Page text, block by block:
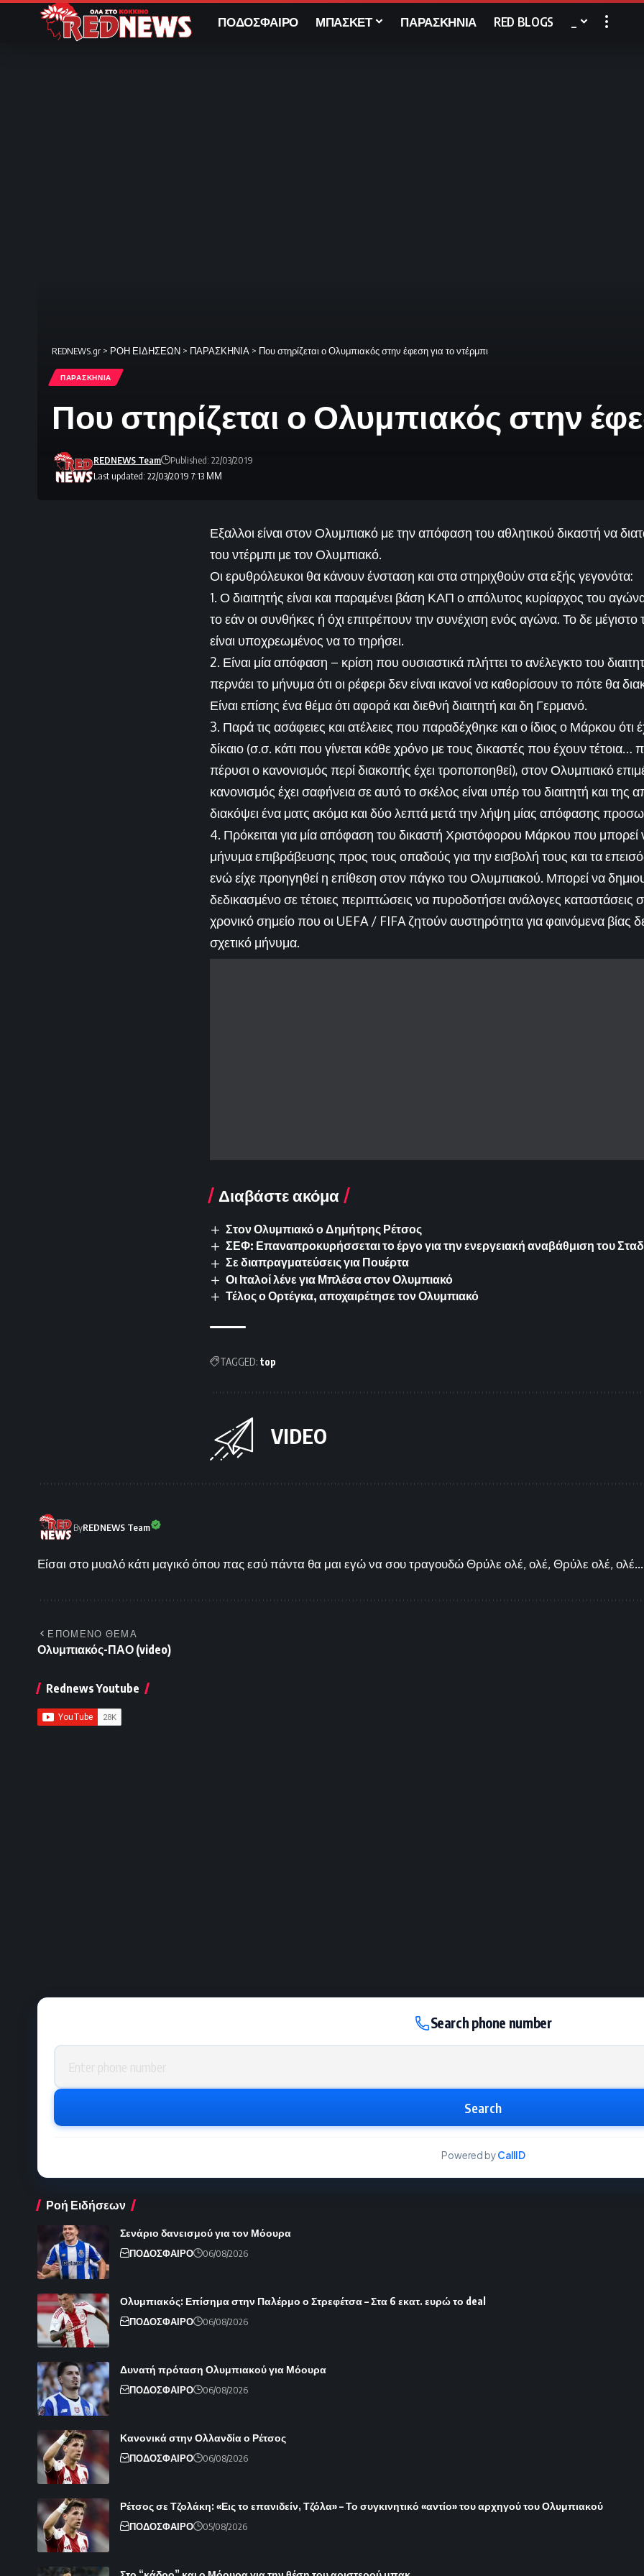
ΠΟΔΟΣΦΑΙΡΟ ΜΠΑΣΚΕΤ ΠΑΡΑΣΚΗΝΙΑ RED BLOGS
REDNEWS.gr > ΡΟΗ ΕΙΔΗΣΕΩΝ > ΠΑΡΑΣΚΗΝΙΑ > Που στηρίζεται ο Ολυμπιακός στην έφεση για το ντέρμπι
ΠΑΡΑΣΚΗΝΙΑ
Που στηρίζεται ο Ολυμπιακός στην
Last updated: 22/03/2019 7:13 ΜΜ
REDNEWS Team Published: 22/03/2019
Εξαλλοι είναι στον Ολυμπιακό με την απόφαση του αθλητικού δικαστή να
του ντέρμπι με τον Ολυμπιακό.
Οι ερυθρόλευκοι θα κάνουν ένσταση και στα στηριχθούν στα εξής γεγονότα:
1. Ο διαιτητής είναι και παραμένει βάση ΚΑΠ ο απόλυτος κυρίαρχος του αγώνα
το εάν οι συνθήκες ή όχι επιτρέπουν την συνέχιση ενός αγώνα. Το δε
είναι υποχρεωμένος να το τηρήσει.
2. Είναι μία απόφαση – κρίση που ουσιαστικά πλήττει το ανέλεγκτο του
περνάει το μήνυμα ότι οι ρέφερι δεν είναι ικανοί να καθορίσουν το πότε θα
Είναι επίσης ένα θέμα ότι αφορά και διεθνή διαιτητή και δη Γερμανό.
3. Παρά τις ασάφειες και ατέλειες που παραδέχθηκε και ο ίδιος ο Μάρκου ότι
δίκαιο (σ.σ. κάτι που γίνεται κάθε χρόνο με τους δικαστές που έχουν
πέρυσι ο κανονισμός περί διακοπής έχει τροποποηθεί), στον Ολυμπιακό
κανονισμός έχει σαφήνεια σε αυτό το σκέλος είναι υπέρ του διαιτητή και
διακόψει ένα ματς ακόμα και δύο λεπτά μετά την λήψη μίας απόφασης
4. Πρόκειται για μία απόφαση του δικαστή Χριστόφορου Μάρκου που μπορεί
μήνυμα επιβράβευσης προς τους οπαδούς για την εισβολή τους και τα
ενώ είχε προηγηθεί η επίθεση στον πάγκο του Ολυμπιακού. Μπορεί να
δεδικασμένο σε τέτοιες περιπτώσεις να πυροδοτήσει ανάλογες καταστάσεις
χρονικό σημείο που οι UEFA / FIFA ζητούν αυστηρότητα για φαινόμενα βίας
σχετικό μήνυμα.
Διαβάστε ακόμα
Στον Ολυμπιακό ο Δημήτρης Ρέτσος
ΣΕΦ: Επαναπροκυρήσσεται το έργο για την ενεργειακή αναβάθμιση του
Σε διαπραγματεύσεις για Πουέρτα
Οι Ιταλοί λένε για Μπλέσα στον Ολυμπιακό
Τέλος ο Ορτέγκα, αποχαιρέτησε τον Ολυμπιακό
TAGGED: top
VIDEO
ByREDNEWS Team
Είσαι στο μυαλό κάτι μαγικό όπου πας εσύ πάντα θα μαι εγώ να σου τραγουδώ Θρύλε ολέ, ολέ, Θρύλε ολέ, ολέ...
ΕΠΟΜΕΝΟ ΘΕΜΑ
Ολυμπιακός-ΠΑΟ (video)
Rednews Youtube
Search phone number
Phone number
Search
Powered byCallID
Ροή Ειδήσεων
Σενάριο δανεισμού για τον Μόουρα
ΠΟΔΟΣΦΑΙΡΟ 06/08/2026
Ολυμπιακός: Επίσημα στην Παλέρμο ο Στρεφέτσα – Στα 6 εκατ. ευρώ το deal
ΠΟΔΟΣΦΑΙΡΟ 06/08/2026
Δυνατή πρόταση Ολυμπιακού για Μόουρα
ΠΟΔΟΣΦΑΙΡΟ 06/08/2026
Κανονικά στην Ολλανδία ο Ρέτσος
ΠΟΔΟΣΦΑΙΡΟ 06/08/2026
Ρέτσος σε Τζολάκη: «Εις το επανιδείν, Τζόλα» – Το συγκινητικό «αντίο» του αρχηγού του Ολυμπιακού
ΠΟΔΟΣΦΑΙΡΟ 05/08/2026